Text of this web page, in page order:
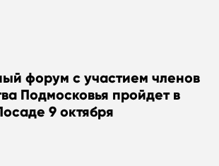
форум с участием членов
Подмосковья пройдет в
9 октября